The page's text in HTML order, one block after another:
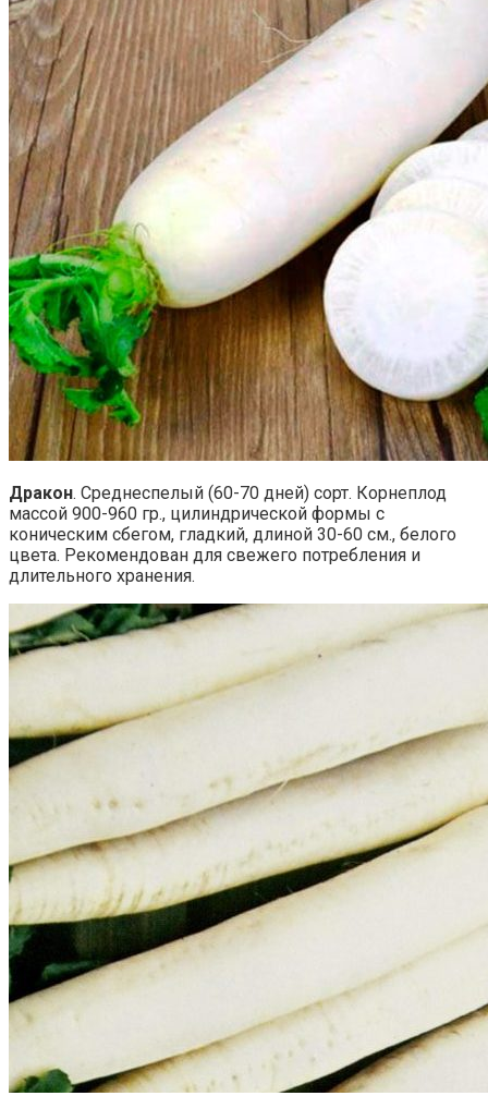
Дракон. Среднеспелый (60-70 дней) сорт. Корнеплод
массой 900-960 гр., цилиндрической формы с
коническим сбегом, гладкий, длиной 30-60 см., белого
цвета. Рекомендован для свежего потребления и
длительного хранения.